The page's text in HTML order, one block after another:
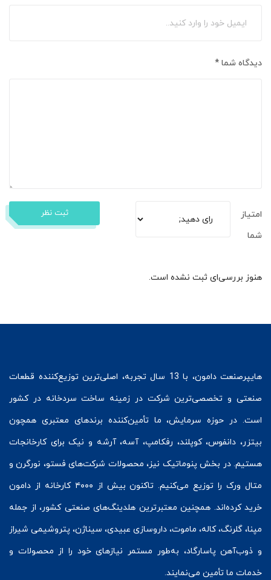
دیدگاه شما *
امتیاز
شما
ثبت نظر
هنوز بررسی‌ای ثبت نشده است.
هایپرصنعت
دامون، با 13 سال تجربه، اصلی‌ترین توزیع‌کننده قطعات
صنعتی و تخصصی‌ترین شرکت در زمینه ساخت سردخانه در کشور
است. در حوزه سرمایش، ما تأمین‌کننده برندهای معتبری همچون
بیتزر، دانفوس،کوپلند، رفکامپ، آسه، آرشه و نیک برای کارخانجات
هستیم. در بخش پنوماتیک نیز، محصولات شرکت‌های فستو، نورگرن و
متال ورک
را توزیع می‌کنیم. تاکنون بیش از ۴۰۰۰ کارخانه از دامون
خرید کرده‌اند. همچنین معتبرترین هلدینگ‌های صنعتی کشور، از جمله
مپنا، گلرنگ، کاله، ماموت، داروسازی عبیدی، سیناژن، پتروشیمی شیراز
و ذوب‌آهن پاسارگاد، به‌طور مستمر نیازهای خود را از محصولات و
خدمات ما تأمین می‌نمایند.